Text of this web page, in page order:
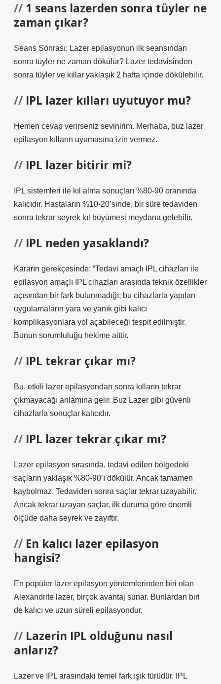
1 seans lazerden sonra tüyler ne
zaman çıkar?
Seans Sonrası: Lazer epilasyonun ilk seansından
sonra tüyler ne zaman dökülür? Lazer tedavisinden
sonra tüyler ve kıllar yaklaşık 2 hafta içinde dökülebilir.
IPL lazer kılları uyutuyor mu?
Hemen cevap verirseniz sevinirim. Merhaba, buz lazer
epilasyon kılların uyumasına izin vermez.
IPL lazer bitirir mi?
IPL sistemleri ile kıl alma sonuçları %80-90 oranında
kalıcıdır. Hastaların %10-20’sinde, bir süre tedaviden
sonra tekrar seyrek kıl büyümesi meydana gelebilir.
IPL neden yasaklandı?
Kararın gerekçesinde; “Tedavi amaçlı IPL cihazları ile
epilasyon amaçlı IPL cihazları arasında teknik özellikler
açısından bir fark bulunmadığı; bu cihazlarla yapılan
uygulamaların yara ve yanık gibi kalıcı
komplikasyonlara yol açabileceği tespit edilmiştir.
Bunun sorumluluğu hekime aittir.
IPL tekrar çıkar mı?
Bu, etkili lazer epilasyondan sonra kılların tekrar
çıkmayacağı anlamına gelir. Buz Lazer gibi güvenli
cihazlarla sonuçlar kalıcıdır.
IPL lazer tekrar çıkar mı?
Lazer epilasyon sırasında, tedavi edilen bölgedeki
saçların yaklaşık %80-90’ı dökülür. Ancak tamamen
kaybolmaz. Tedaviden sonra saçlar tekrar uzayabilir.
Ancak tekrar uzayan saçlar, ilk duruma göre önemli
ölçüde daha seyrek ve zayıftır.
En kalıcı lazer epilasyon
hangisi?
En popüler lazer epilasyon yöntemlerinden biri olan
Alexandrite lazer, birçok avantaj sunar. Bunlardan biri
de kalıcı ve uzun süreli epilasyondur.
Lazerin IPL olduğunu nasıl
anlarız?
Lazer ve IPL arasındaki temel fark ışık türüdür. IPL